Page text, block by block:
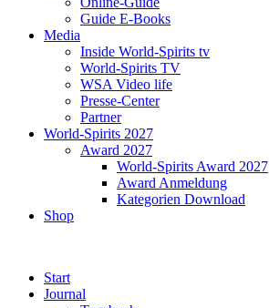
Guide E-Books
Media
Inside World-Spirits tv
World-Spirits TV
WSA Video life
Presse-Center
Partner
World-Spirits 2027
Award 2027
World-Spirits Award 2027
Award Anmeldung
Kategorien Download
Shop
Start
Journal